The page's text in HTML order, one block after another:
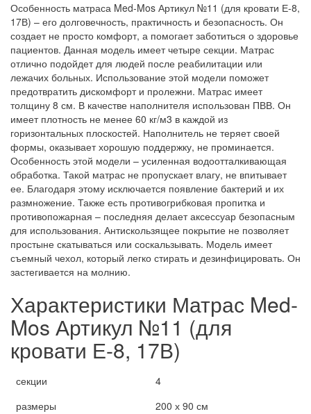
Особенность матраса Med-Mos Артикул №11 (для кровати Е-8,
17В) – его долговечность, практичность и безопасность. Он
создает не просто комфорт, а помогает заботиться о здоровье
пациентов. Данная модель имеет четыре секции. Матрас
отлично подойдет для людей после реабилитации или
лежачих больных. Использование этой модели поможет
предотвратить дискомфорт и пролежни. Матрас имеет
толщину 8 см. В качестве наполнителя использован ПВВ. Он
имеет плотность не менее 60 кг/м3 в каждой из
горизонтальных плоскостей. Наполнитель не теряет своей
формы, оказывает хорошую поддержку, не проминается.
Особенность этой модели – усиленная водоотталкивающая
обработка. Такой матрас не пропускает влагу, не впитывает
ее. Благодаря этому исключается появление бактерий и их
размножение. Также есть противогрибковая пропитка и
противопожарная – последняя делает аксессуар безопасным
для использования. Антискользящее покрытие не позволяет
простыне скатываться или соскальзывать. Модель имеет
съемный чехол, который легко стирать и дезинфицировать. Он
застегивается на молнию.
Характеристики Матрас Med-
Mos Артикул №11 (для
кровати Е-8, 17В)
секции
4
размеры
200 х 90 см